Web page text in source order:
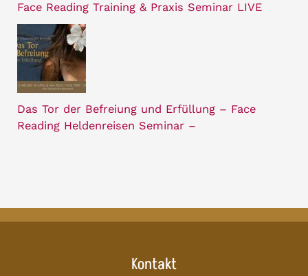
Face Reading Training & Praxis Seminar LIVE
Das Tor der Befreiung und Erfüllung – Face
Reading Heldenreisen Seminar –
Kontakt